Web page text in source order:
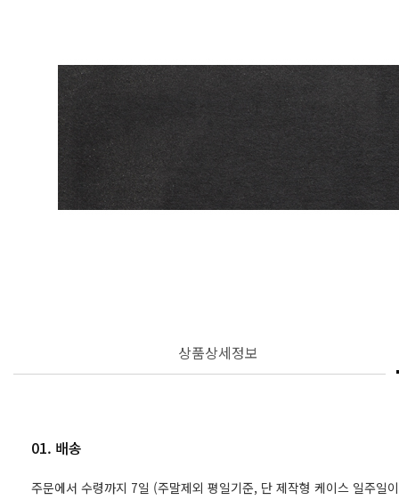
상품상세정보
01. 배송
주문에서 수령까지 7일 (주말제외 평일기준, 단 제작형 케이스 일주일